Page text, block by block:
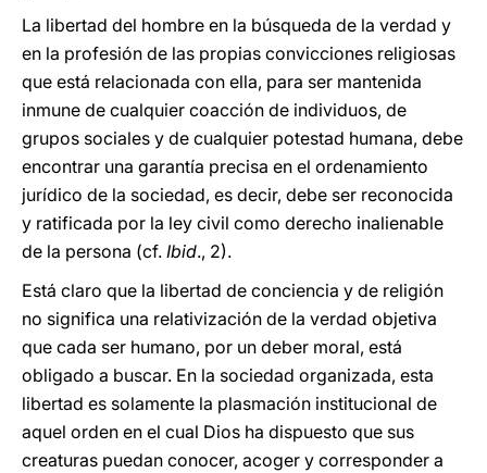
La libertad del hombre en la búsqueda de la verdad y
en la profesión de las propias convicciones religiosas
que está relacionada con ella, para ser mantenida
inmune de cualquier coacción de individuos, de
grupos sociales y de cualquier potestad humana, debe
encontrar una garantía precisa en el ordenamiento
jurídico de la sociedad, es decir, debe ser reconocida
y ratificada por la ley civil como derecho inalienable
de la persona (cf. Ibid., 2).
Está claro que la libertad de conciencia y de religión
no significa una relativización de la verdad objetiva
que cada ser humano, por un deber moral, está
obligado a buscar. En la sociedad organizada, esta
libertad es solamente la plasmación institucional de
aquel orden en el cual Dios ha dispuesto que sus
creaturas puedan conocer, acoger y corresponder a